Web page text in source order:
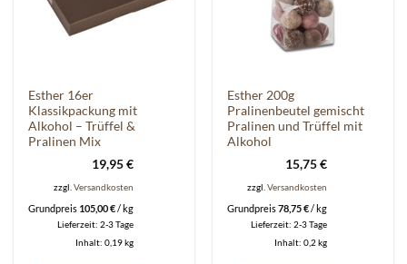
Esther 16er
Klassikpackung mit
Alkohol – Trüffel &
Pralinen Mix
19,95€
zzgl.Versandkosten
Grundpreis 105,00€/kg
Lieferzeit:2-3 Tage
Inhalt: 0,19kg
Esther 200g
Pralinenbeutel gemischt
Pralinen und Trüffel mit
Alkohol
15,75€
zzgl.Versandkosten
Grundpreis78,75€/kg
Lieferzeit:2-3 Tage
Inhalt: 0,2kg